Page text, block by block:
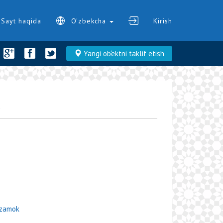
Sayt haqida O'zbekcha Kirish
Yangi ob‘ektni taklif etish